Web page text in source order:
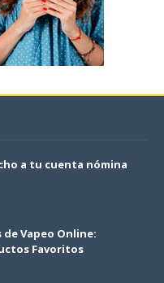
a tu cuenta nómina
de Vapeo Online:
Favoritos